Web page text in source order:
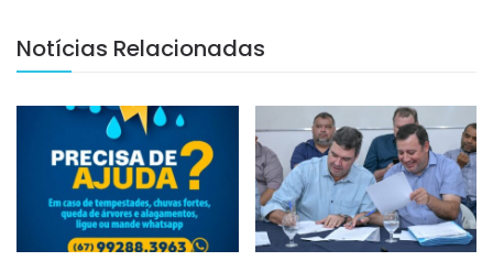
Notícias Relacionadas